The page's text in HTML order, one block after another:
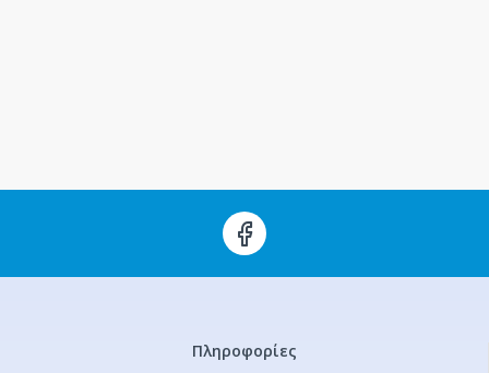
Πληροφορίες